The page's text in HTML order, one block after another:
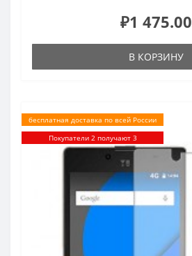
₽1 475.00
В КОРЗИНУ
бесплатная доставка по всей России
Покупатели 2 получают 3